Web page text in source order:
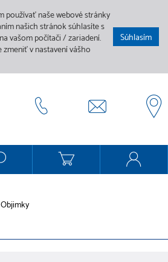
naše webové stránky
našich stránok súhlasíte s
vašom počítači / zariadení.
v nastavení vášho
Súhlasím
Objimky